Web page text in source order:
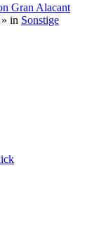
Gran Alacant
» in Sonstige